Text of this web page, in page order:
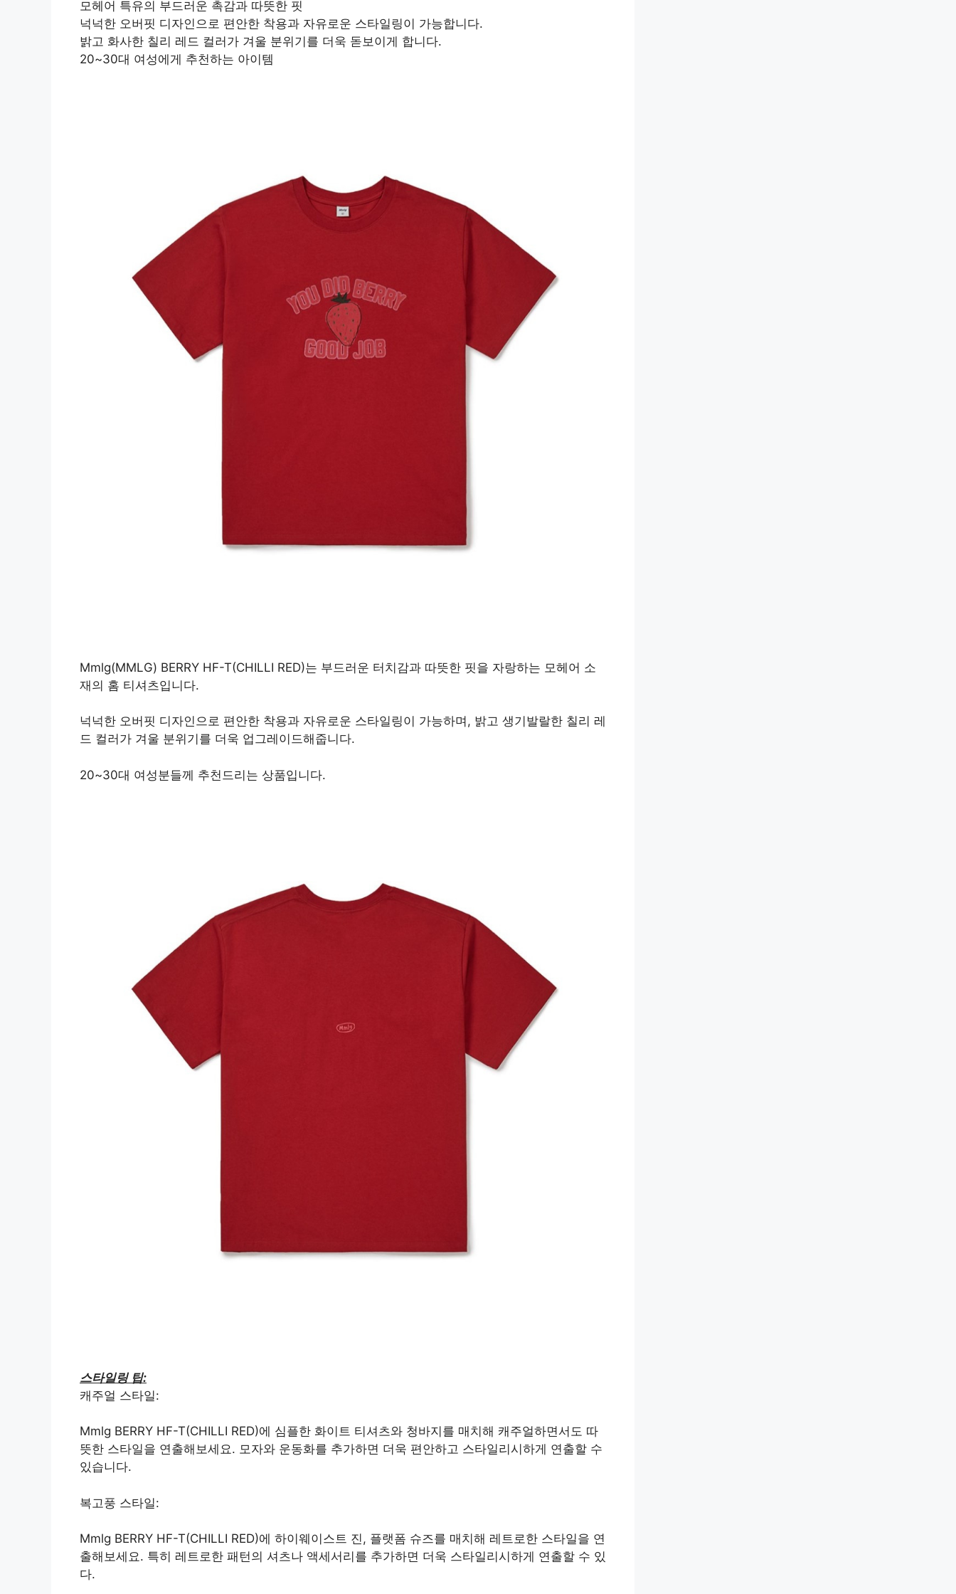
모헤어 특유의 부드러운 촉감과 따뜻한 핏
넉넉한 오버핏 디자인으로 편안한 착용과 자유로운 스타일링이 가능합니다.
밝고 화사한 칠리 레드 컬러가 겨울 분위기를 더욱 돋보이게 합니다.
20~30대 여성에게 추천하는 아이템
Mmlg(MMLG) BERRY HF-T(CHILLI RED)는 부드러운 터치감과 따뜻한 핏을 자랑하는 모헤어 소
재의 홈 티셔츠입니다.
넉넉한 오버핏 디자인으로 편안한 착용과 자유로운 스타일링이 가능하며, 밝고 생기발랄한 칠리 레
드 컬러가 겨울 분위기를 더욱 업그레이드해줍니다.
20~30대 여성분들께 추천드리는 상품입니다.
스타일링 팁:
캐주얼 스타일:
Mmlg BERRY HF-T(CHILLI RED)에 심플한 화이트 티셔츠와 청바지를 매치해 캐주얼하면서도 따
뜻한 스타일을 연출해보세요. 모자와 운동화를 추가하면 더욱 편안하고 스타일리시하게 연출할 수
있습니다.
복고풍 스타일:
Mmlg BERRY HF-T(CHILLI RED)에 하이웨이스트 진, 플랫폼 슈즈를 매치해 레트로한 스타일을 연
출해보세요. 특히 레트로한 패턴의 셔츠나 액세서리를 추가하면 더욱 스타일리시하게 연출할 수 있
다.